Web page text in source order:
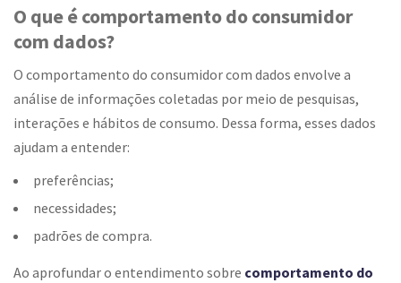
O que é comportamento do consumidor
com dados?
O comportamento do consumidor com dados envolve a
análise de informações coletadas por meio de pesquisas,
interações e hábitos de consumo. Dessa forma, esses dados
ajudam a entender:
preferências;
necessidades;
padrões de compra.
Ao aprofundar o entendimento sobre comportamento do